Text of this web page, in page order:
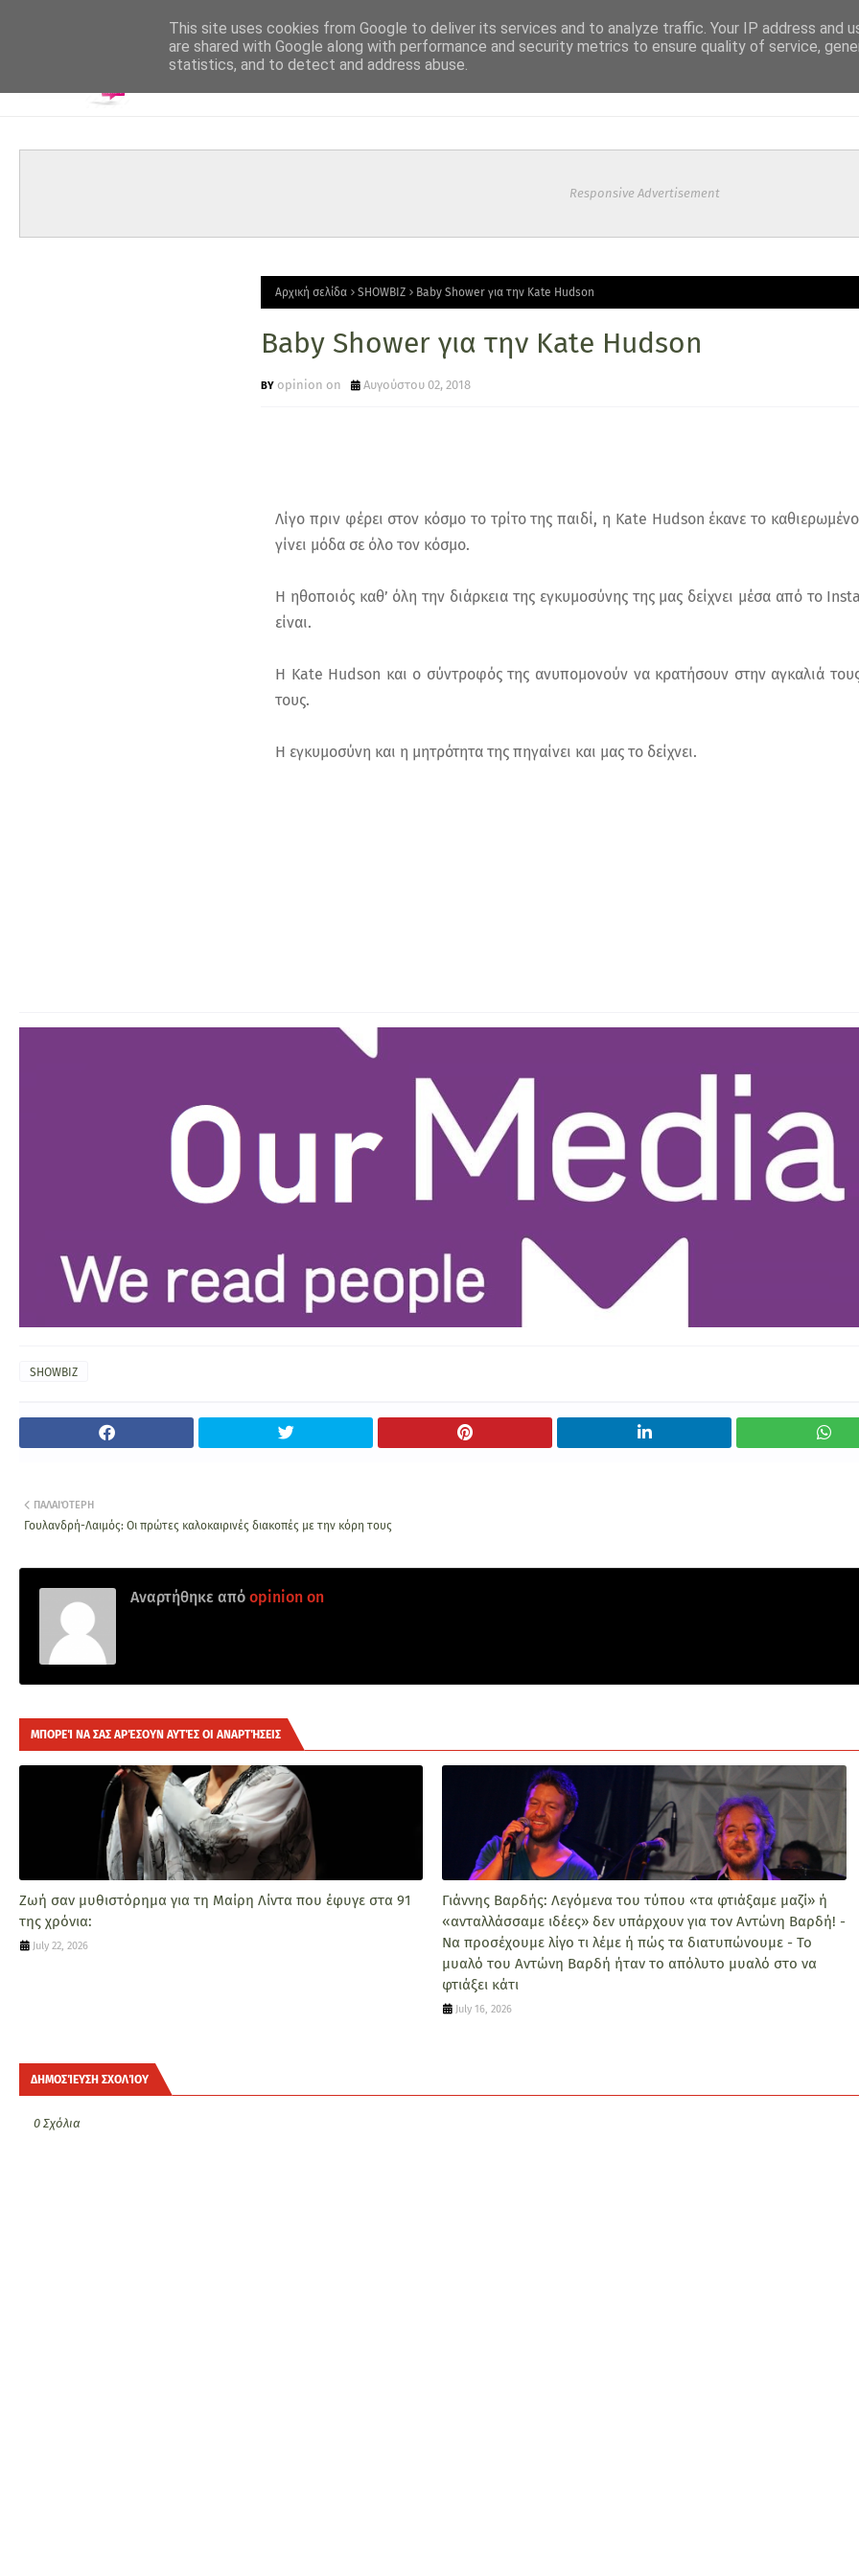
Responsive Advertisement
Αρχική σελίδα SHOWBIZ Baby Shower για την Kate Hudson
Baby Shower για την Kate Hudson
opinion on Αυγούστου 02, 2018
Λίγο πριν φέρει στον κόσμο το τρίτο της παιδί, η Kate Hudson έκανε το
γίνει μόδα σε όλο τον κόσμο.
Η ηθοποιός καθ’ όλη την διάρκεια της εγκυμοσύνης της μας δείχνει μέσα από το
είναι.
Η Kate Hudson και ο σύντροφός της ανυπομονούν να κρατήσουν στην αγκαλιά
τους.
Η εγκυμοσύνη και η μητρότητα της πηγαίνει και μας το δείχνει.
SHOWBIZ
ΠΑΛΑΙΌΤΕΡΗ
Γουλανδρή-Λαιμός: Οι πρώτες καλοκαιρινές διακοπές με την κόρη τους
Αναρτήθηκε από opinion on
ΜΠΟΡΕΊ ΝΑ ΣΑΣ ΑΡΈΣΟΥΝ ΑΥΤΈΣ ΟΙ ΑΝΑΡΤΉΣΕΙΣ
Ζωή σαν μυθιστόρημα για τη Μαίρη Λίντα που έφυγε στα 91
της χρόνια:
July 22, 2026
Γιάννης Βαρδής: Λεγόμενα του τύπου «τα φτιάξαμε μαζί» ή
«ανταλλάσσαμε ιδέες» δεν υπάρχουν για τον Αντώνη Βαρδή! -
Να προσέχουμε λίγο τι λέμε ή πώς τα διατυπώνουμε - Το
μυαλό του Αντώνη Βαρδή ήταν το απόλυτο μυαλό στο να
φτιάξει κάτι
July 16, 2026
ΔΗΜΟΣΊΕΥΣΗ ΣΧΟΛΊΟΥ
0 Σχόλια
This site uses cookies from Google to deliver its services and to analyze traffic. Your IP address and
are shared with Google along with performance and security metrics to ensure quality of service,
statistics, and to detect and address abuse.